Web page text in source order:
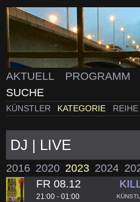
AKTUELL PROGRAMM
SUCHE
KÜNSTLER KATEGORIE REIHE
DJ | LIVE
2016 2020 2023 2024
FR 08.12
21:00 - 01:00